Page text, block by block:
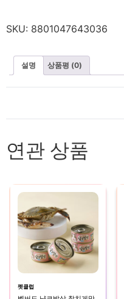
SKU: 8801047643036
설명 상품평 (0)
연관 상품
펫클럽